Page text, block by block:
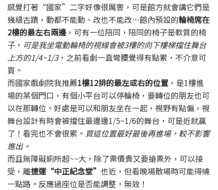
感覺打著“國家”二字好像很厲害，可是館方就會講它們是
幾級古蹟，動都不能動、改也不能改…館內預設的輪椅席在
2樓的最左右兩邊 ，可有一位陪同，陪同的椅子是軟質的椅
子， 可是我坐電動輪椅的視線會被3樓的向下樓梯擋住舞台
上方的1/4~1/3，之前看劇一直彎腰覺得有點累，不介意可
買。
而國家戲劇院我推薦1樓12排的最左或右的位置 ，是1樓進
場的某個門口，有個小平台可以停輪椅，要轉位的朋友也可
以在那轉位。好處是可以和朋友坐在一起，視野有點偏，視
舞台設計有時會被擋住最邊邊1/5~1/6的舞台，可是近就贏
了！看完也不會很累。 買這位置最好最後再進場，較不影響
進出。
而且無障礙廁所超~~大，除了票價貴又要搶票外，可以接
受，離捷運“中正紀念堂” 也近，但看晚場散場時可能得繞
一點路。反應過座位是否能調整，無效！